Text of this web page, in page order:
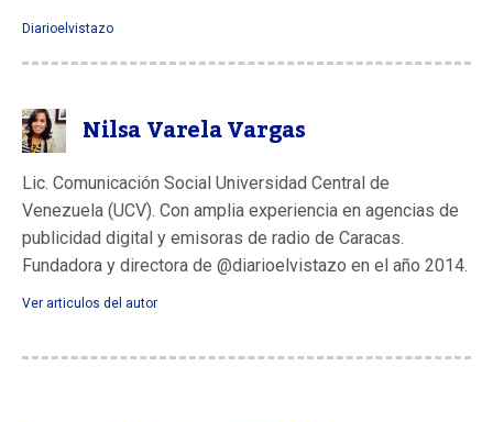
Diarioelvistazo
Nilsa Varela Vargas
Lic. Comunicación Social Universidad Central de
Venezuela (UCV). Con amplia experiencia en agencias de
publicidad digital y emisoras de radio de Caracas.
Fundadora y directora de @diarioelvistazo en el año 2014.
Ver articulos del autor